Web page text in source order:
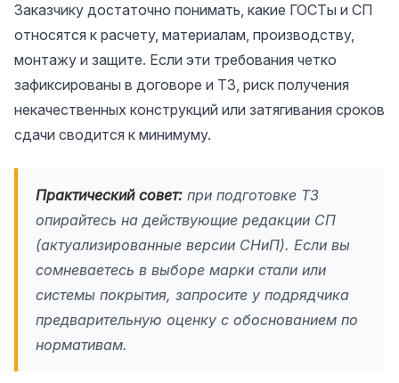
Заказчику достаточно понимать, какие ГОСТы и СП
относятся к расчету, материалам, производству,
монтажу и защите. Если эти требования четко
зафиксированы в договоре и ТЗ, риск получения
некачественных конструкций или затягивания сроков
сдачи сводится к минимуму.
Практический совет: при подготовке ТЗ
опирайтесь на действующие редакции СП
(актуализированные версии СНиП). Если вы
сомневаетесь в выборе марки стали или
системы покрытия, запросите у подрядчика
предварительную оценку с обоснованием по
нормативам.